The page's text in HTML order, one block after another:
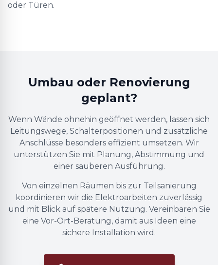
oder Türen.
Umbau oder Renovierung
geplant?
Wenn Wände ohnehin geöffnet werden, lassen sich
Leitungswege, Schalterpositionen und zusätzliche
Anschlüsse besonders effizient umsetzen. Wir
unterstützen Sie mit Planung, Abstimmung und
einer sauberen Ausführung.
Von einzelnen Räumen bis zur Teilsanierung
koordinieren wir die Elektroarbeiten zuverlässig
und mit Blick auf spätere Nutzung. Vereinbaren Sie
eine Vor-Ort-Beratung, damit aus Ideen eine
sichere Installation wird.